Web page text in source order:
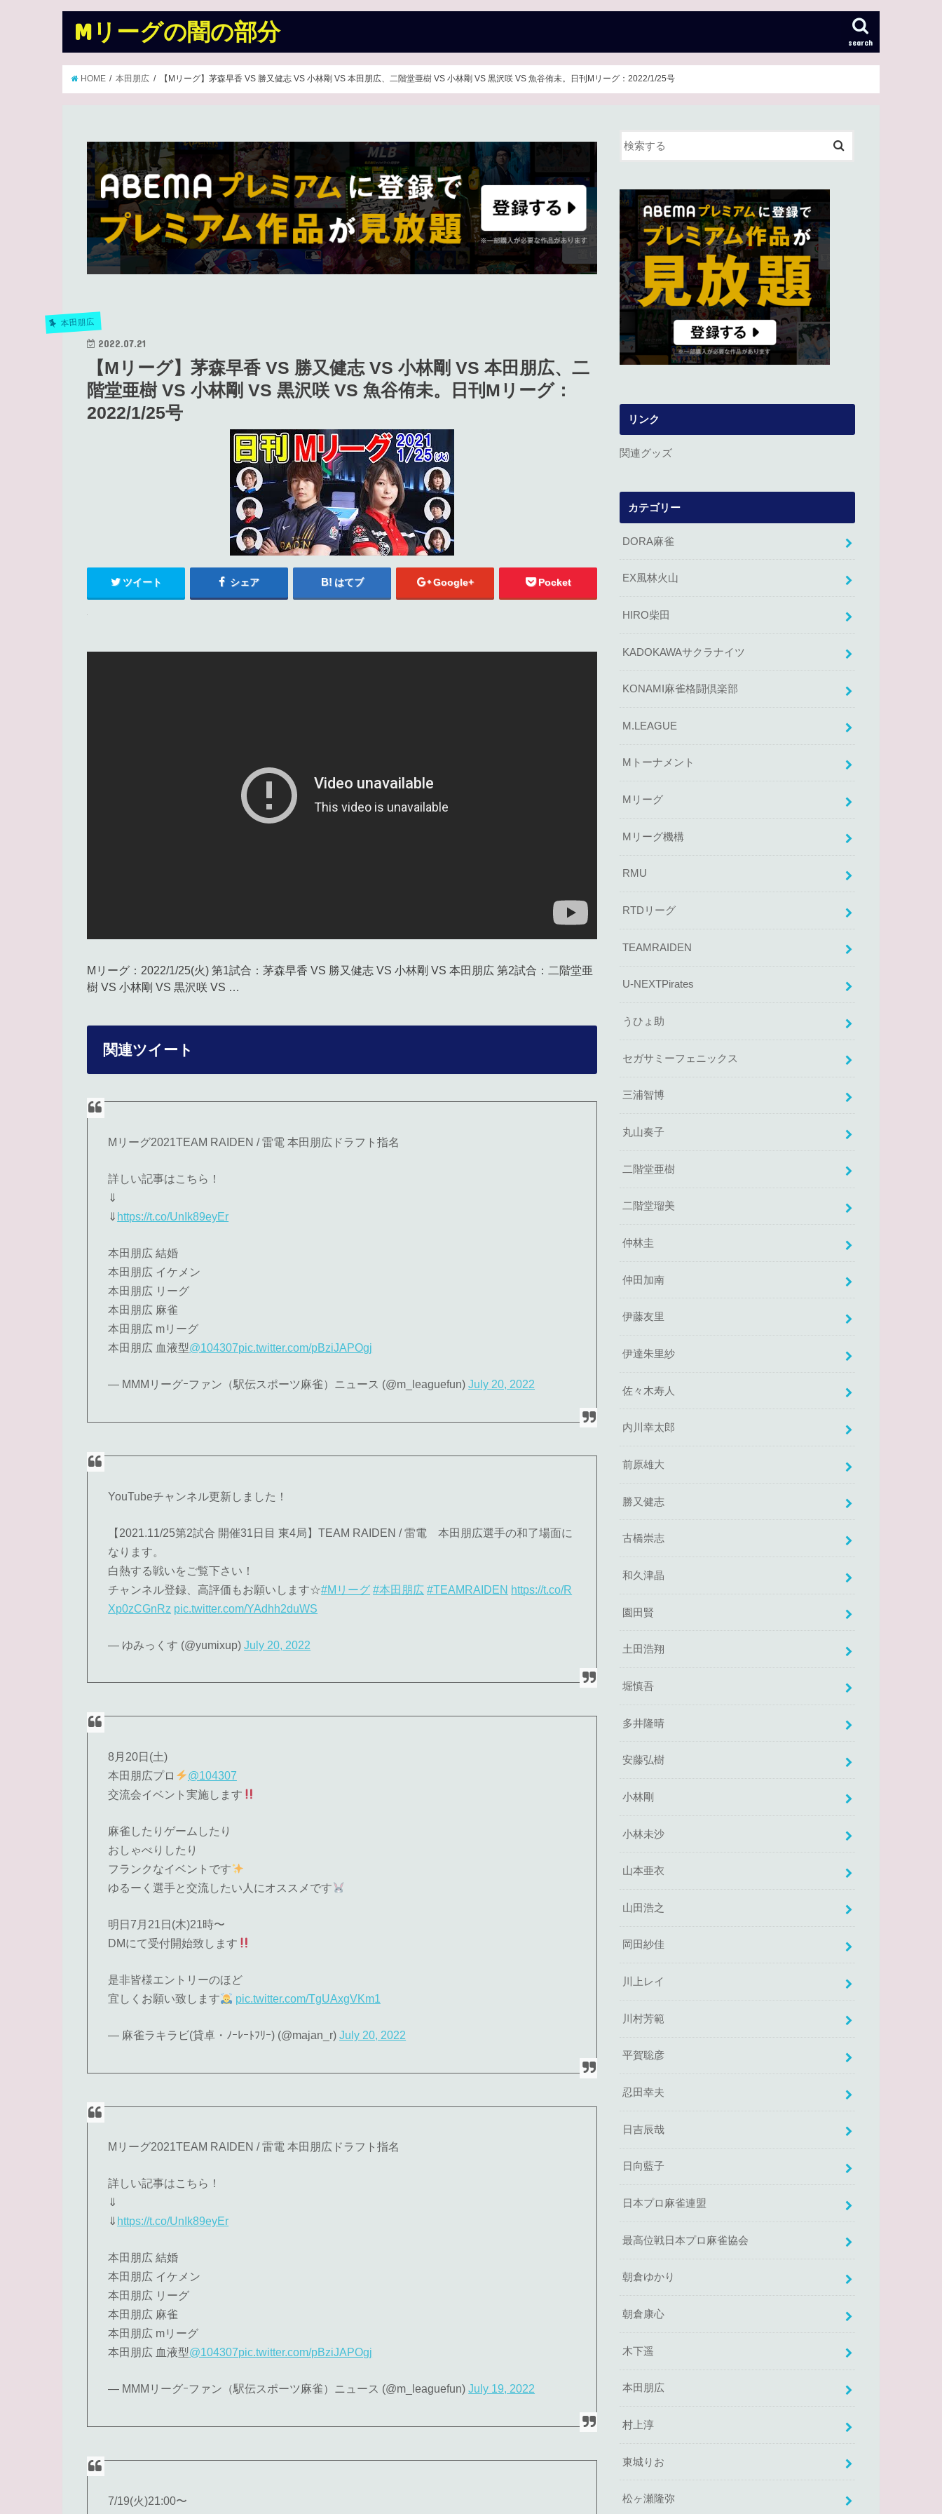
Mリーグの闇の部分 search
HOME 本田朋広 【Mリーグ】茅森早香 VS 勝又健志 VS 小林剛 VS 本田朋広、二階堂亜樹 VS 小林剛 VS 黒沢咲 VS 魚谷侑未。日刊Mリーグ：2022/1/25号
本田朋広
2022.07.21
【Mリーグ】茅森早香 VS 勝又健志 VS 小林剛 VS 本田朋広、二
階堂亜樹 VS 小林剛 VS 黒沢咲 VS 魚谷侑未。日刊Mリーグ：
2022/1/25号
ツイート シェア はてブ Google+ Pocket
Mリーグ：2022/1/25(火) 第1試合：茅森早香 VS 勝又健志 VS 小林剛 VS 本田朋広 第2試合：二階堂亜
樹 VS 小林剛 VS 黒沢咲 VS …
関連ツイート
Mリーグ2021TEAM RAIDEN / 雷電 本田朋広ドラフト指名
詳しい記事はこちら！
⇓
⇓ https://t.co/UnIk89eyEr
本田朋広 結婚
本田朋広 イケメン
本田朋広 リーグ
本田朋広 麻雀
本田朋広 mリーグ
本田朋広 血液型@104307pic.twitter.com/pBziJAPOgj
— MMMリーグｰファン（駅伝スポーツ麻雀）ニュース (@m_leaguefun)July 20, 2022
YouTubeチャンネル更新しました！
【2021.11/25第2試合 開催31日目 東4局】TEAM RAIDEN / 雷電 本田朋広選手の和了場面に
なります。
白熱する戦いをご覧下さい！
チャンネル登録、高評価もお願いします☆#Mリーグ #本田朋広 #TEAMRAIDEN https://t.co/R
Xp0zCGnRz pic.twitter.com/YAdhh2duWS
— ゆみっくす (@yumixup)July 20, 2022
8月20日(土)
本田朋広プロ
@104307
交流会イベント実施します
麻雀したりゲームしたり
おしゃべりしたり
フランクなイベントです
ゆるーく選手と交流したい人にオススメです
明日7月21日(木)21時〜
DMにて受付開始致します
是非皆様エントリーのほど
宜しくお願い致します
pic.twitter.com/TgUAxgVKm1
— 麻雀ラキラビ(貸卓・ﾉｰﾚｰﾄﾌﾘｰ) (@majan_r)July 20, 2022
Mリーグ2021TEAM RAIDEN / 雷電 本田朋広ドラフト指名
詳しい記事はこちら！
⇓
⇓ https://t.co/UnIk89eyEr
本田朋広 結婚
本田朋広 イケメン
本田朋広 リーグ
本田朋広 麻雀
本田朋広 mリーグ
本田朋広 血液型@104307pic.twitter.com/pBziJAPOgj
— MMMリーグｰファン（駅伝スポーツ麻雀）ニュース (@m_leaguefun)July 19, 2022
7/19(火)21:00〜
リンク
関連グッズ
カテゴリー
DORA麻雀
EX風林火山
HIRO柴田
KADOKAWAサクラナイツ
KONAMI麻雀格闘倶楽部
M.LEAGUE
Mトーナメント
Mリーグ
Mリーグ機構
RMU
RTDリーグ
TEAMRAIDEN
U-NEXTPirates
うひょ助
セガサミーフェニックス
三浦智博
丸山奏子
二階堂亜樹
二階堂瑠美
仲林圭
仲田加南
伊藤友里
伊達朱里紗
佐々木寿人
内川幸太郎
前原雄大
勝又健志
古橋崇志
和久津晶
園田賢
土田浩翔
堀慎吾
多井隆晴
安藤弘樹
小林剛
小林未沙
山本亜衣
山田浩之
岡田紗佳
川上レイ
川村芳範
平賀聡彦
忍田幸夫
日吉辰哉
日向藍子
日本プロ麻雀連盟
最高位戦日本プロ麻雀協会
朝倉ゆかり
朝倉康心
木下遥
本田朋広
村上淳
東城りお
松ヶ瀬隆弥